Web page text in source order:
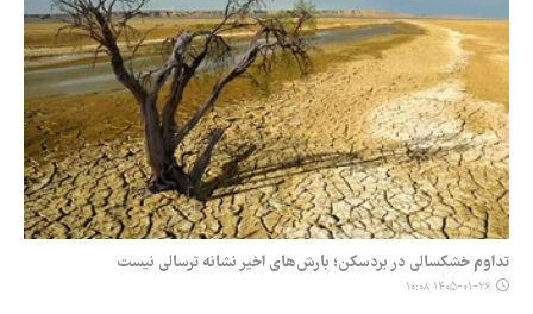
تداوم خشکسالی در بردسکن؛ بارش‌های اخیر نشانه ترسالی نیست
۱۴۰۵-۰۱-۲۶ ۱۰:۰۸